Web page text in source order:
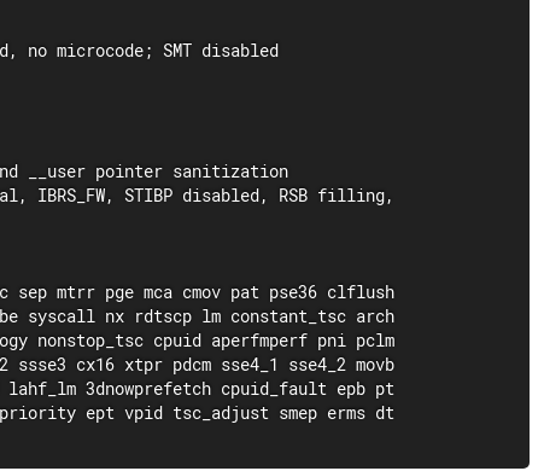
microcode; SMT disabled
__user pointer sanitization
STIBP disabled, RSB filling,
mtrr pge mca cmov pat pse36 clflush
syscall nx rdtscp lm constant_tsc arch
nonstop_tsc cpuid aperfmperf pni pclm
ssse3 cx16 xtpr pdcm sse4_1 sse4_2 movb
3dnowprefetch cpuid_fault epb pt
ept vpid tsc_adjust smep erms dt